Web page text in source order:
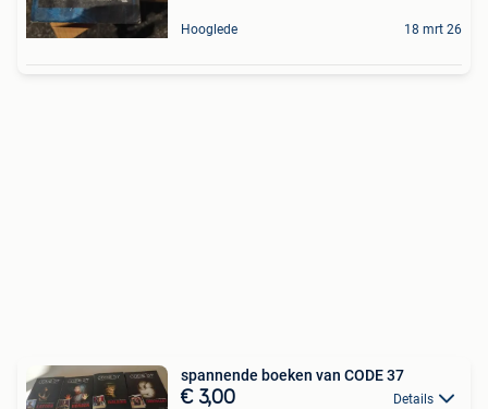
Hooglede 18 mrt 26
spannende boeken van CODE 37
€ 3,00 Details